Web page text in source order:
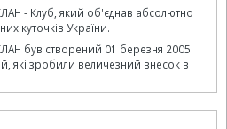
- Клуб, який об'єднав абсолютно
куточків України.
був створений 01 березня 2005
які зробили величезний внесок в